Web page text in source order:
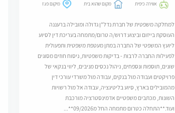
אווירה כיפית מקום שהוא בית מיקום פגז
למחלקה משפטית של חברת נדל"ן גדולה ומובילה ברעננה
העוסקת בייזום וביצוע דרוש/ה טרום/מתמחה בעריכת דין לסיוע
ליועץ המשפטי של החברה במתן מעטפת משפטית ותפעולית
לפעילות החברה לרבות - בדיקות משפטיות, ניסוח חוזים מסוגים
שונים, תוספות ונספחים, ניהול נכסים מניבים, ליווי בנקאי של
פרויקטים ועבודה מול בנקים, עבודה מול משרדי עורכי דין
מהמובילים בארץ, סיוע בליטיגציה, עבודה אל מול רשויות
השונות, מכתבים משפטיים אדמינסטרציה מורכבת
ועוד.**התחלה כטרום מתמחה החל מ09/2026**...